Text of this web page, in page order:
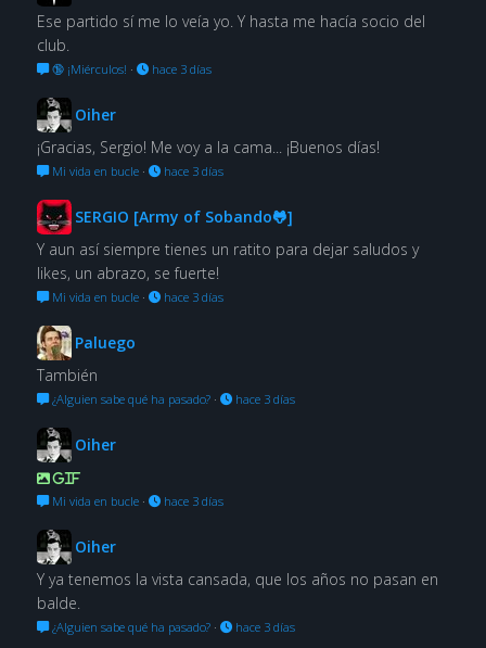
Ese partido sí me lo veía yo. Y hasta me hacía socio del
club.
🔞 ¡Miérculos! · hace 3 días
Oiher
¡Gracias, Sergio! Me voy a la cama... ¡Buenos días!
Mi vida en bucle· hace 3 días
SERGIO [Army of Sobando🐸]
Y aun así siempre tienes un ratito para dejar saludos y
likes, un abrazo, se fuerte!
Mi vida en bucle· hace 3 días
Paluego
También
¿Alguien sabe qué ha pasado?· hace 3 días
Oiher
GIF
Mi vida en bucle· hace 3 días
Oiher
Y ya tenemos la vista cansada, que los años no pasan en
balde.
¿Alguien sabe qué ha pasado?· hace 3 días